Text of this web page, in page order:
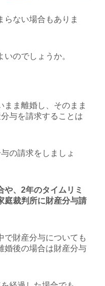
らない場合もありま
のでしょうか。
まま離婚し、そのまま
与を請求することは
の請求をしましょ
や、2年のタイムリミ
庭裁判所に財産分与請
で財産分与についても
婚後の場合は財産分与